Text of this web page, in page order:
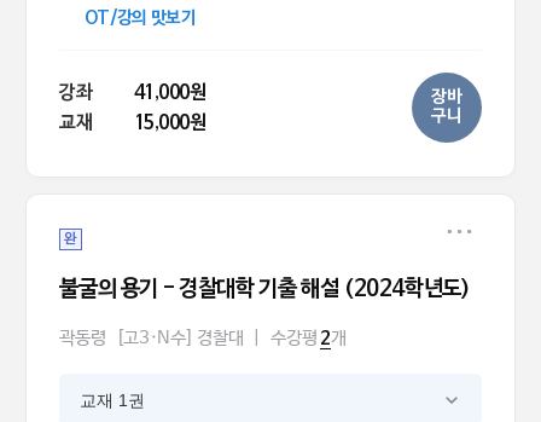
OT/강의 맛보기
강좌
41,000원
교재
15,000원
장바
구니
완
불굴의 용기 - 경찰대학 기출 해설 (2024학년도)
곽동령 [고3·N수] 경찰대 수강평 2개
교재 1권